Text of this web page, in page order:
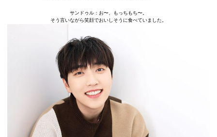
サンドゥル：お〜、もっちもち〜。
そう言いながら笑顔でおいしそうに食べていました。